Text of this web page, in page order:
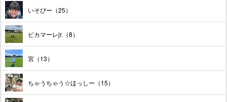
いそぴー（25）
ピカマーレjr.（8）
宮（13）
ちゃうちゃう☆ほっしー（15）